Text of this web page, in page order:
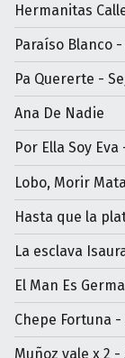
Hermanitas
Paraíso Blanco
Pa Quererte -
Ana De Nadie
Por Ella Soy
Lobo, Morir
Hasta que la
La esclava
El Man Es
Chepe Fortuna
Muñoz vale x 2